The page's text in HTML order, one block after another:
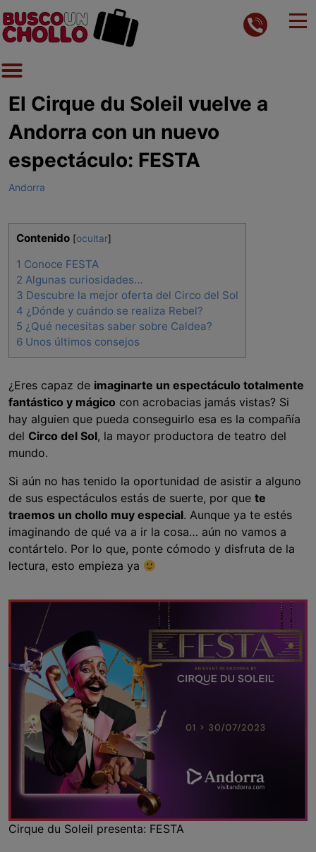
El Cirque du Soleil vuelve a
Andorra con un nuevo
espectáculo: FESTA
Andorra
Contenido [ocultar]
1 Conoce FESTA
2 Algunas curiosidades…
3 Descubre la mejor oferta del Circo del Sol
4 ¿Dónde y cuándo se realiza Rebel?
5 ¿Qué necesitas saber sobre Caldea?
6 Unos últimos consejos
¿Eres capaz de imaginarte un espectáculo totalmente
fantástico y mágico con acrobacias jamás vistas? Si
hay alguien que pueda conseguirlo esa es la compañía
del Circo del Sol, la mayor productora de teatro del
mundo.
Si aún no has tenido la oportunidad de asistir a alguno
de sus espectáculos estás de suerte, por que te
traemos un chollo muy especial. Aunque ya te estés
imaginando de qué va a ir la cosa… aún no vamos a
contártelo. Por lo que, ponte cómodo y disfruta de la
lectura, esto empieza ya
Cirque du Soleil presenta: FESTA